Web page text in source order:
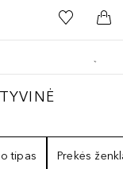
Douglas pagrindinį
Į mano
Į
tipas Prekės